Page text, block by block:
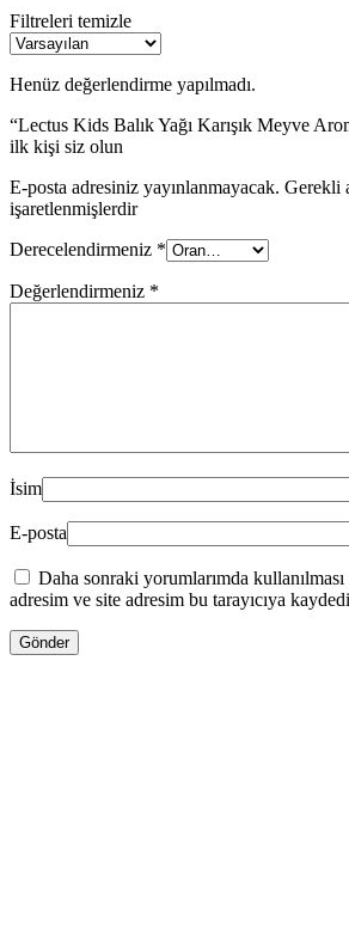
Filtreleri temizle
Henüz değerlendirme yapılmadı.
“Lectus Kids Balık Yağı Karışık Meyve
ilk kişi siz olun
E-posta adresiniz yayınlanmayacak. Gerekli
işaretlenmişlerdir
Derecelendirmeniz *
Değerlendirmeniz *
İsim
E-posta
Daha sonraki yorumlarımda
adresim ve site adresim bu tarayıcıya